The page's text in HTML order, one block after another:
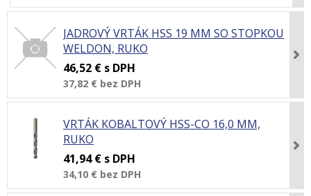
JADROVÝ VRTÁK HSS 19 MM SO STOPKOU
WELDON, RUKO
46,52 € s DPH
37,82 € bez DPH
VRTÁK KOBALTOVÝ HSS-CO 16,0 MM,
RUKO
41,94 € s DPH
34,10 € bez DPH